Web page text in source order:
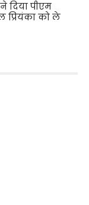
दिया पीएम
प्रियंका को ले